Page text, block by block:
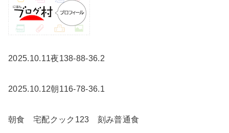
2025.10.11夜138-88-36.2
2025.10.12朝116-78-36.1
朝食 宅配クック123 刻み普通食